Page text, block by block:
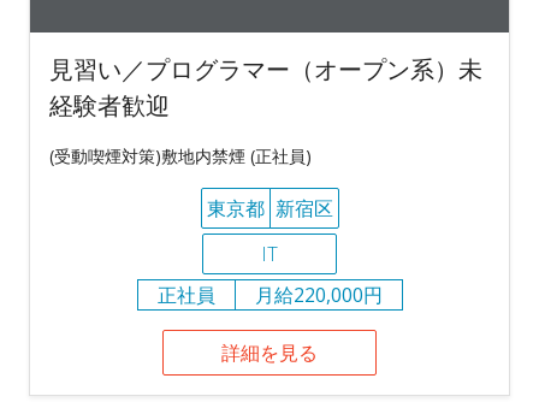
見習い／プログラマー（オープン系）未
経験者歓迎
(受動喫煙対策)敷地内禁煙 (正社員)
東京都 新宿区
IT
正社員
月給220,000円
詳細を見る